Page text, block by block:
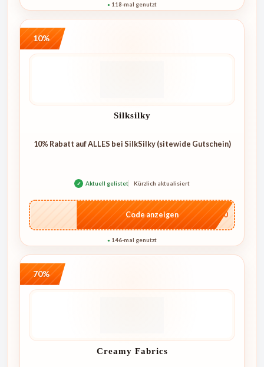
● 118-mal genutzt
10%
Silksilky
10% Rabatt auf ALLES bei SilkSilky (sitewide Gutschein)
✓ Aktuell gelistet Kürzlich aktualisiert
…NT10
Code anzeigen
● 146-mal genutzt
70%
Creamy Fabrics